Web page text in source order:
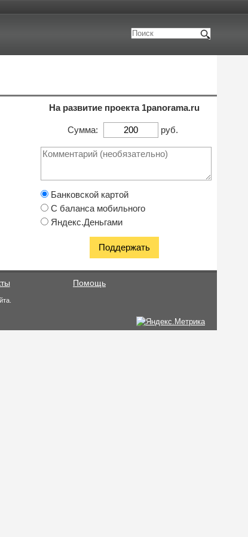
На развитие проекта 1panorama.ru
Сумма: руб.
Банковской картой
С баланса мобильного
Яндекс.Деньгами
Помощь